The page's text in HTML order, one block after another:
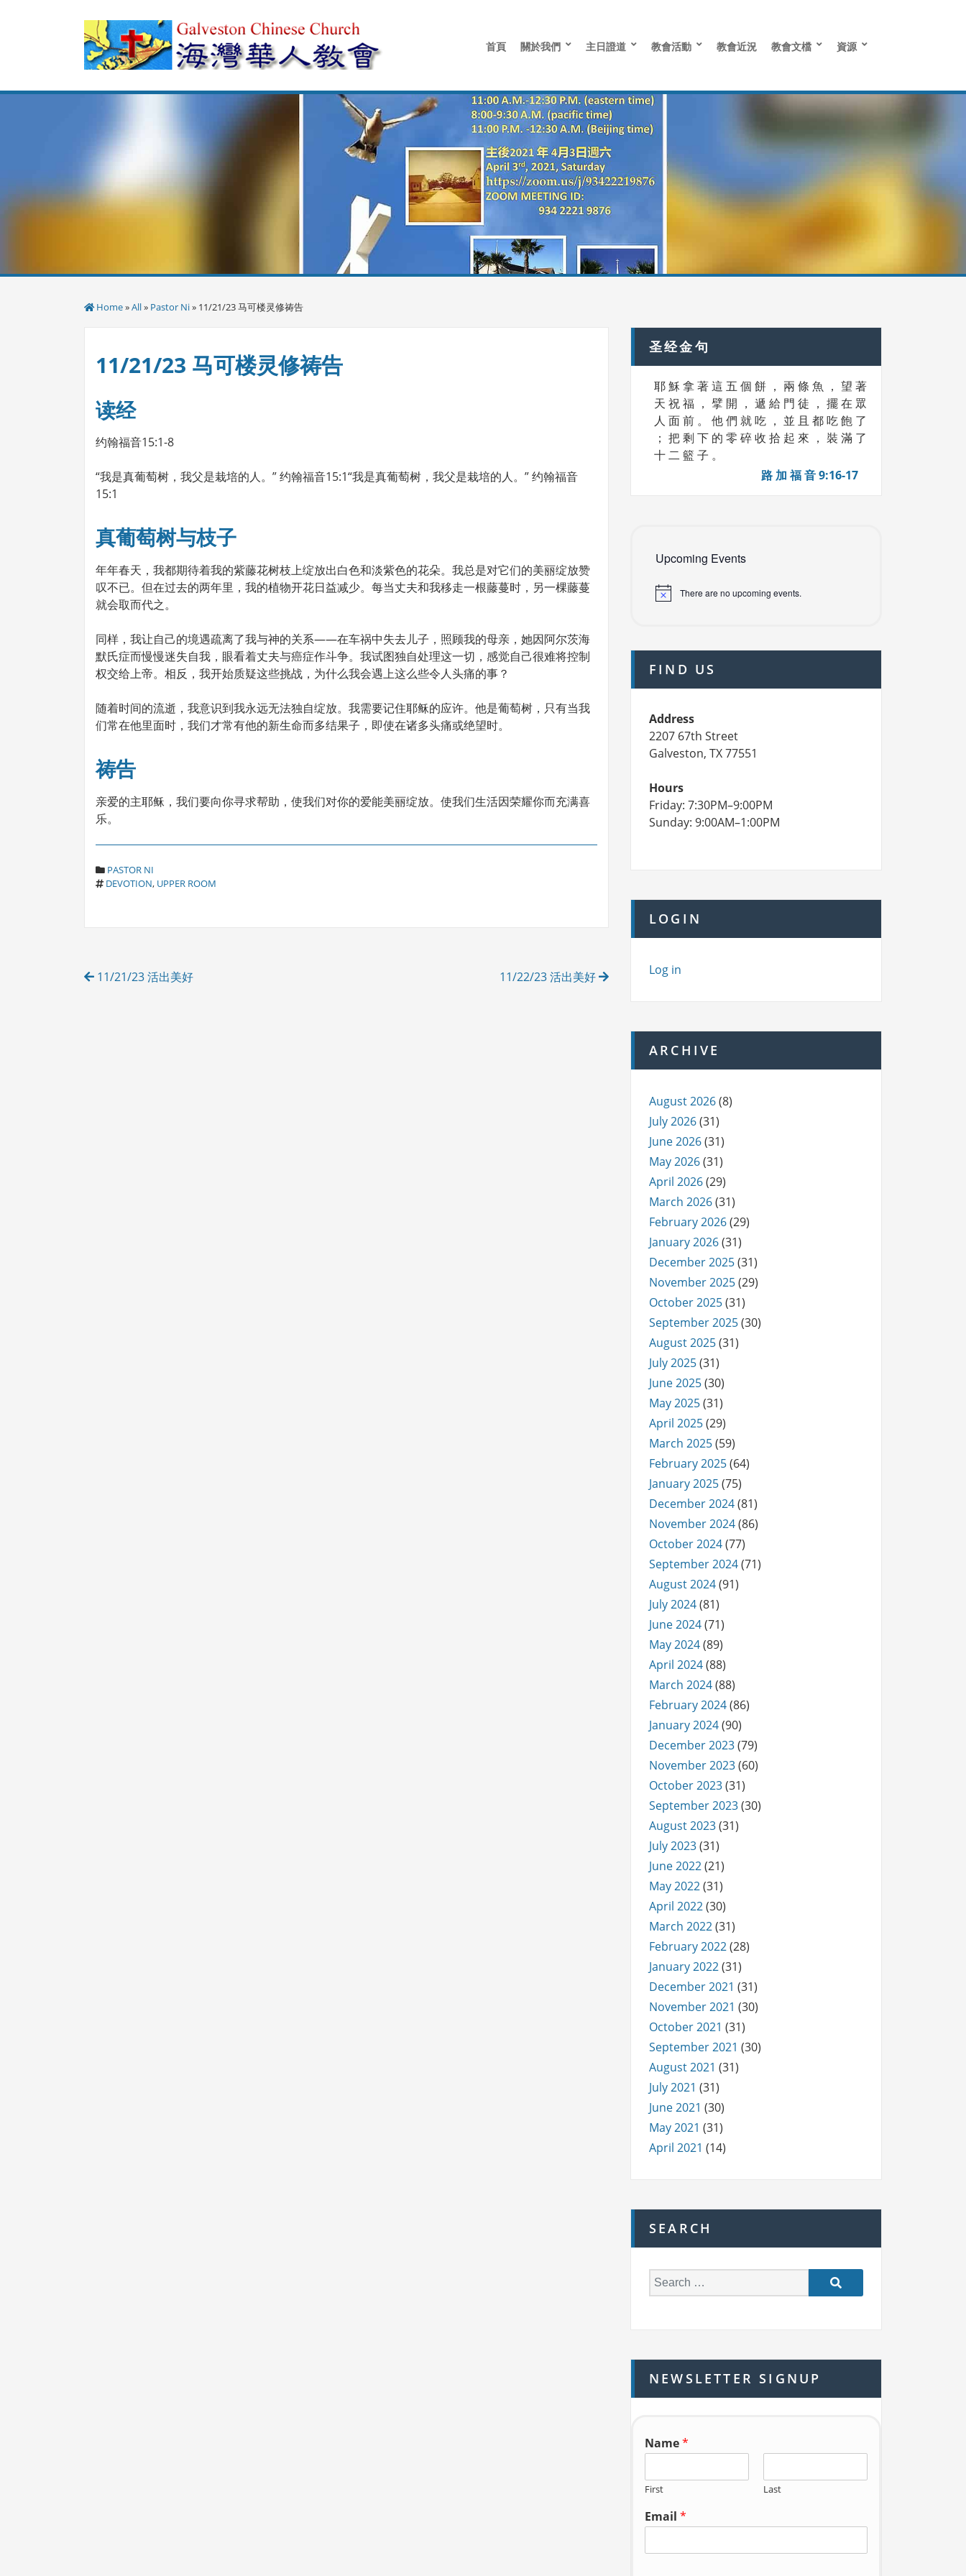
首頁 關於我們 主日證道 教會活動 教會近況 教會文檔 資源
Home»All» Pastor Ni» 11/21/23 马可楼灵修祷告
11/21/23 马可楼灵修祷告
读经
约翰福音15:1-8
“我是真葡萄树，我父是栽培的人。” 约翰福音15:1“我是真葡萄树，我父是栽培的人。” 约翰福音
15:1
真葡萄树与枝子
年年春天，我都期待着我的紫藤花树枝上绽放出白色和淡紫色的花朵。我总是对它们的美丽绽放赞
叹不已。但在过去的两年里，我的植物开花日益减少。每当丈夫和我移走一根藤蔓时，另一棵藤蔓
就会取而代之。
同样，我让自己的境遇疏离了我与神的关系——在车祸中失去儿子，照顾我的母亲，她因阿尔茨海
默氏症而慢慢迷失自我，眼看着丈夫与癌症作斗争。我试图独自处理这一切，感觉自己很难将控制
权交给上帝。相反，我开始质疑这些挑战，为什么我会遇上这么些令人头痛的事？
随着时间的流逝，我意识到我永远无法独自绽放。我需要记住耶稣的应许。他是葡萄树，只有当我
们常在他里面时，我们才常有他的新生命而多结果子，即使在诸多头痛或绝望时。
祷告
亲爱的主耶稣，我们要向你寻求帮助，使我们对你的爱能美丽绽放。使我们生活因荣耀你而充满喜
乐。
C
A
E
PASTOR NI
T
DEVOTION, UPPER ROOM
Post
11/21/23 活出美好 11/22/23 活出美好
圣经金句
耶 穌 拿 著 這 五 個 餅 ， 兩 條 魚 ， 望 著
天 祝 福 ， 擘 開 ， 遞 給 門 徒 ， 擺 在 眾
人 面 前 。 他 們 就 吃 ， 並 且 都 吃 飽 了
； 把 剩 下 的 零 碎 收 拾 起 來 ， 裝 滿 了
十 二 籃 子 。
路 加 福 音 9:16-17
Upcoming Events
There are no upcoming events.
FIND US
Address
2207 67th Street
Galveston, TX 77551
Hours
Friday: 7:30PM–9:00PM
Sunday: 9:00AM–1:00PM
LOGIN
Log in
ARCHIVE
August 2026(8)
July 2026(31)
June 2026(31)
May 2026(31)
April 2026(29)
March 2026(31)
February 2026(29)
January 2026(31)
December 2025(31)
November 2025(29)
October 2025(31)
September 2025(30)
August 2025(31)
July 2025(31)
June 2025(30)
May 2025(31)
April 2025(29)
March 2025(59)
February 2025(64)
January 2025(75)
December 2024(81)
November 2024(86)
October 2024(77)
September 2024(71)
August 2024(91)
July 2024(81)
June 2024(71)
May 2024(89)
April 2024(88)
March 2024(88)
February 2024(86)
January 2024(90)
December 2023(79)
November 2023(60)
October 2023(31)
September 2023(30)
August 2023(31)
July 2023(31)
June 2022(21)
May 2022(31)
April 2022(30)
March 2022(31)
February 2022(28)
January 2022(31)
December 2021 (31)
November 2021 (30)
October 2021 (31)
September 2021 (30)
August 2021 (31)
July 2021 (31)
June 2021 (30)
May 2021 (31)
April 2021 (14)
SEARCH
e
h
f
o
NEWSLETTER SIGNUP
Name*
First Last
Email *